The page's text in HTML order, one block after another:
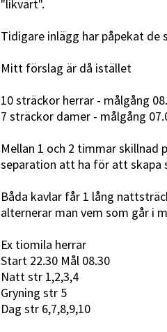
"likvärt".
Tidigare inlägg har påpekat de
Mitt förslag är då istället
10 sträckor herrar - målgång
7 sträckor damer - målgång
Mellan 1 och 2 timmar skillnad
separation att ha för att skapa
Båda kavlar får 1 lång
alternerar man vem som går i
Ex tiomila herrar
Start 22.30 Mål 08.30
Natt str 1,2,3,4
Gryning str 5
Dag str 6,7,8,9,10